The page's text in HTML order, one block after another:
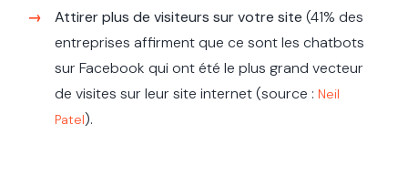
Attirer plus de visiteurs sur votre site (41% des
entreprises affirment que ce sont les chatbots
sur Facebook qui ont été le plus grand vecteur
de visites sur leur site internet (source : Neil
Patel).